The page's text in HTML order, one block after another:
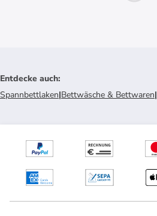
Entdecke auch:
Spannbettlaken|Bettwäsche & Bettwaren|